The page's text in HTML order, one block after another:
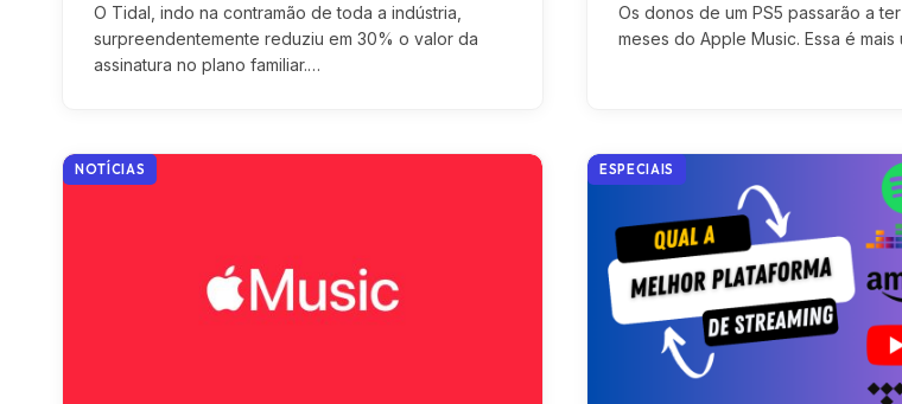
O Tidal, indo na contramão de toda a indústria,
surpreendentemente reduziu em 30% o valor da
assinatura no plano familiar.…
Os donos de um PS5 passarão a
meses do Apple Music. Essa é
NOTÍCIAS ESPECIAIS